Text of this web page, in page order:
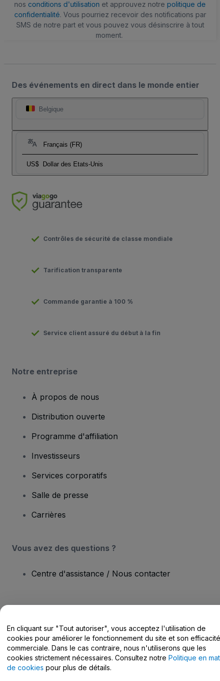
nos conditions d'utilisation et approuvez notre politique de
confidentialité. Vous pourriez recevoir des notifications par
SMS de notre part et vous pouvez vous désinscrire à tout
moment.
Des événements en direct dans le monde entier
Belgique
Français (FR)
US$ Dollar des Etats-Unis
Contrôles de sécurité de classe mondiale
Tarification transparente
Commande garantie à 100 %
Service client assuré du début à la fin
Notre entreprise
À propos de nous
Distribution ouverte
Programme d'affiliation
Investisseurs
Services corporatifs
Salle de presse
Carrières
Vous avez des questions ?
Centre d'assistance / Nous contacter
Copyright © viagogo Entertainment Inc 2026 Informations sur
l'entreprise
En utilisant ce site web, vous acceptez lesConditions générales, la
Politique de confidentialité
Politique en matière de cookies
Politique de confidentialité pour les appareils mobiles
Ne pas partager mes informations personnelles / Mes choix en
En cliquant sur "Tout autoriser", vous acceptez l'utilisation de
cookies pour améliorer le fonctionnement du site et son efficacité
commerciale. Dans le cas contraire, nous n'utiliserons que les
cookies strictement nécessaires. Consultez notre Politique en
de cookies pour plus de détails.